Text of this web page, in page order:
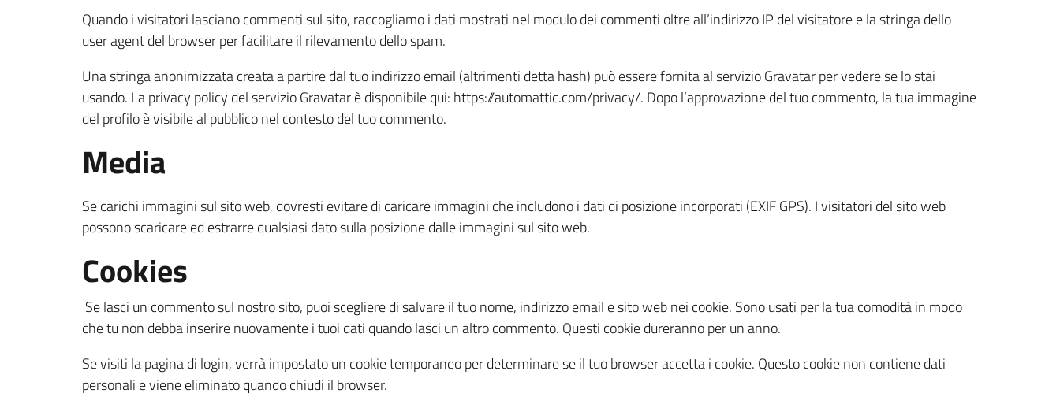
Quando i visitatori lasciano commenti sul sito, raccogliamo i dati mostrati nel modulo dei commenti oltre all’indirizzo IP del visitatore e la stringa dello
user agent del browser per facilitare il rilevamento dello spam.
Una stringa anonimizzata creata a partire dal tuo indirizzo email (altrimenti detta hash) può essere fornita al servizio Gravatar per vedere se lo stai
usando. La privacy policy del servizio Gravatar è disponibile qui: https://automattic.com/privacy/. Dopo l’approvazione del tuo commento, la tua immagine
del profilo è visibile al pubblico nel contesto del tuo commento.
Media
Se carichi immagini sul sito web, dovresti evitare di caricare immagini che includono i dati di posizione incorporati (EXIF GPS). I visitatori del sito web
possono scaricare ed estrarre qualsiasi dato sulla posizione dalle immagini sul sito web.
Cookies
Se lasci un commento sul nostro sito, puoi scegliere di salvare il tuo nome, indirizzo email e sito web nei cookie. Sono usati per la tua comodità in modo
che tu non debba inserire nuovamente i tuoi dati quando lasci un altro commento. Questi cookie dureranno per un anno.
Se visiti la pagina di login, verrà impostato un cookie temporaneo per determinare se il tuo browser accetta i cookie. Questo cookie non contiene dati
personali e viene eliminato quando chiudi il browser.